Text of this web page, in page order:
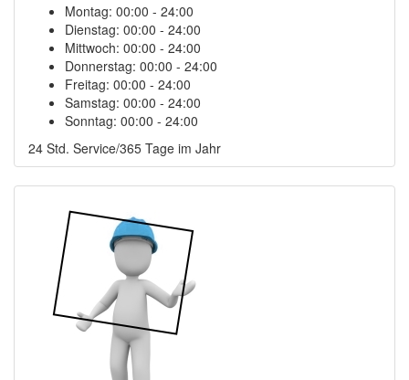
Montag: 00:00 - 24:00
Dienstag: 00:00 - 24:00
Mittwoch: 00:00 - 24:00
Donnerstag: 00:00 - 24:00
Freitag: 00:00 - 24:00
Samstag: 00:00 - 24:00
Sonntag: 00:00 - 24:00
24 Std. Service/365 Tage im Jahr